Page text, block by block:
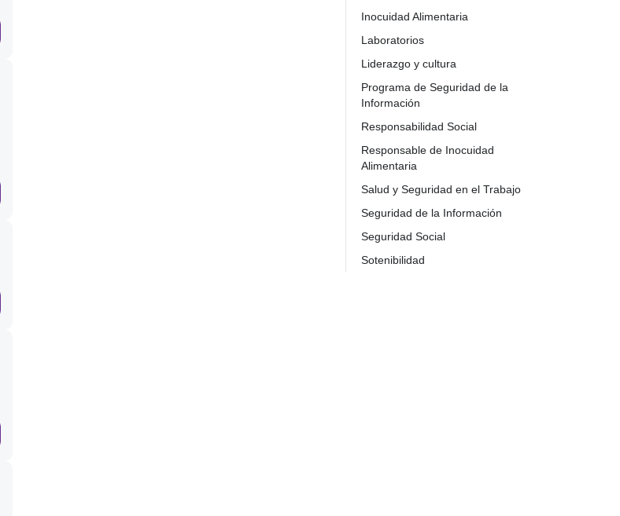
Inocuidad Alimentaria
Laboratorios
Liderazgo y cultura
Programa de Seguridad de la
Información
Responsabilidad Social
Responsable de Inocuidad
Alimentaria
Salud y Seguridad en el Trabajo
Seguridad de la Información
Seguridad Social
Sotenibilidad